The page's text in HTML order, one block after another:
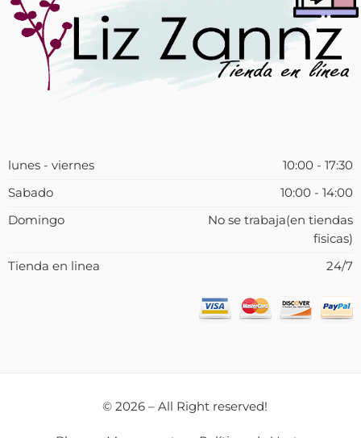
lunes - viernes
10:00 - 17:30
Sabado
10:00 - 14:00
Domingo
No se trabaja(en tiendas
fisicas)
Tienda en linea
24/7
© 2026 – All Right reserved!